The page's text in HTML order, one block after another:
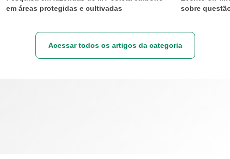
em áreas protegidas e cultivadas
sobre
Acessar todos os artigos da categoria